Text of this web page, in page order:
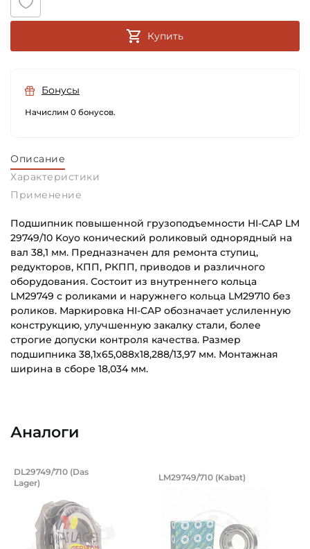
Купить
Бонусы
Начислим 0 бонусов.
Описание
Характеристики
Применение
Подшипник повышенной грузоподъемности HI-CAP LM
29749/10 Koyo конический роликовый однорядный на
вал 38,1 мм. Предназначен для ремонта ступиц,
редукторов, КПП, РКПП, приводов и различного
оборудования. Состоит из внутреннего кольца
LM29749 с роликами и наружнего кольца LM29710 без
роликов. Маркировка HI-CAP обозначает услиленную
конструкцию, улучшенную закалку стали, более
строгие допуски контроля качества. Размер
подшипника 38,1х65,088х18,288/13,97 мм. Монтажная
ширина в сборе 18,034 мм.
Наружный диаметр (D):
Ширина внутреннего кольца (B):
Ширина наружного кольца (С):
13,97 мм
Категория:
Аналоги
Подшипник 38,1х65,088х18,04 мм,
Подшипник DL29749/10 Das Lager конический
DL29749/710 (Das
Lager)
Подшипник
LM29749/710 (Kabat)